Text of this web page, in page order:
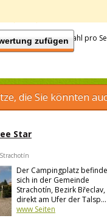
zufügenAnzahl pro
die Sie könnten
Star
Der Campingplatz
sich in der Gemeinde
Strachotín, Bezirk Břeclav,
direkt am Ufer der Talsp...
www Seiten